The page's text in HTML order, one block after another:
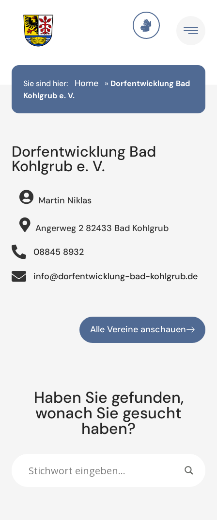
Sie sind hier: Home » Dorfentwicklung Bad
Kohlgrub e. V.
Dorfentwicklung Bad
Kohlgrub e. V.
Martin Niklas
Angerweg 2 82433 Bad Kohlgrub
08845 8932
info@dorfentwicklung-bad-kohlgrub.de
Alle Vereine anschauen
Haben Sie gefunden,
wonach Sie gesucht
haben?